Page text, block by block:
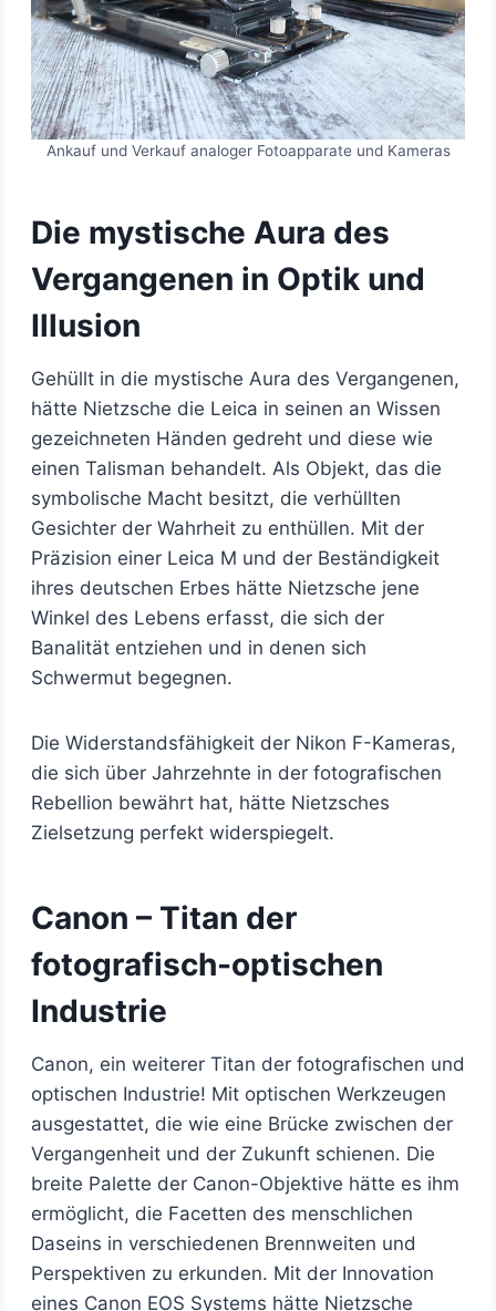
Ankauf und Verkauf analoger Fotoapparate und Kameras
Die mystische Aura des
Vergangenen in Optik und
Illusion
Gehüllt in die mystische Aura des Vergangenen,
hätte Nietzsche die Leica in seinen an Wissen
gezeichneten Händen gedreht und diese wie
einen Talisman behandelt. Als Objekt, das die
symbolische Macht besitzt, die verhüllten
Gesichter der Wahrheit zu enthüllen. Mit der
Präzision einer Leica M und der Beständigkeit
ihres deutschen Erbes hätte Nietzsche jene
Winkel des Lebens erfasst, die sich der
Banalität entziehen und in denen sich
Schwermut begegnen.
Die Widerstandsfähigkeit der Nikon F-Kameras,
die sich über Jahrzehnte in der fotografischen
Rebellion bewährt hat, hätte Nietzsches
Zielsetzung perfekt widerspiegelt.
Canon – Titan der
fotografisch-optischen
Industrie
Canon, ein weiterer Titan der fotografischen und
optischen Industrie! Mit optischen Werkzeugen
ausgestattet, die wie eine Brücke zwischen der
Vergangenheit und der Zukunft schienen. Die
breite Palette der Canon-Objektive hätte es ihm
ermöglicht, die Facetten des menschlichen
Daseins in verschiedenen Brennweiten und
Perspektiven zu erkunden. Mit der Innovation
eines Canon EOS Systems hätte Nietzsche